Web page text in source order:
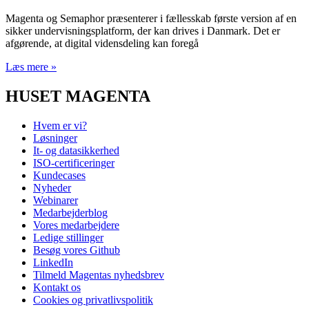
Magenta og Semaphor præsenterer i fællesskab første version af en
sikker undervisningsplatform, der kan drives i Danmark. Det er
afgørende, at digital vidensdeling kan foregå
Læs mere »
HUSET MAGENTA
Hvem er vi?
Løsninger
It- og datasikkerhed
ISO-certificeringer
Kundecases
Nyheder
Webinarer
Medarbejderblog
Vores medarbejdere
Ledige stillinger
Besøg vores Github
LinkedIn
Tilmeld Magentas nyhedsbrev
Kontakt os
Cookies og privatlivspolitik